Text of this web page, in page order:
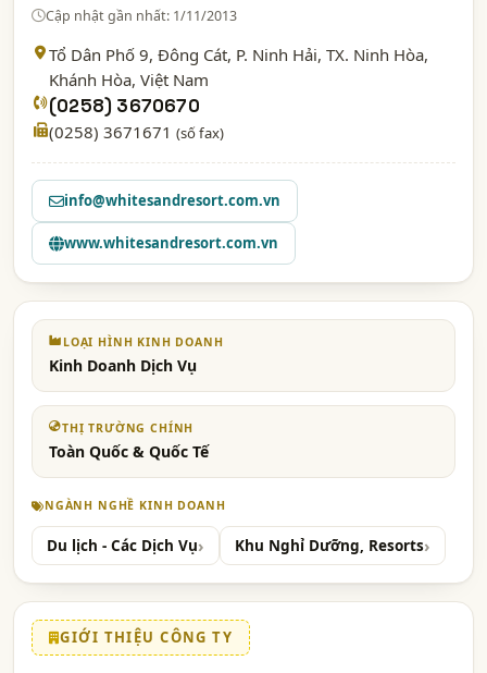
Cập nhật gần nhất: 1/11/2013
Tổ Dân Phố 9, Đông Cát, P. Ninh Hải, TX. Ninh Hòa,
Khánh Hòa, Việt Nam
(0258) 3670670
(0258) 3671671 (số fax)
info@whitesandresort.com.vn
www.whitesandresort.com.vn
LOẠI HÌNH KINH DOANH
Kinh Doanh Dịch Vụ
THỊ TRƯỜNG CHÍNH
Toàn Quốc & Quốc Tế
NGÀNH NGHỀ KINH DOANH
Du lịch - Các Dịch Vụ Khu Nghỉ Dưỡng, Resorts
GIỚI THIỆU CÔNG TY